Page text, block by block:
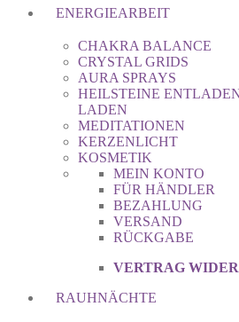
ENERGIEARBEIT
CHAKRA BALANCE
CRYSTAL GRIDS
AURA SPRAYS
HEILSTEINE
LADEN
MEDITATIONEN
KERZENLICHT
KOSMETIK
MEIN KONTO
FÜR HÄNDLER
BEZAHLUNG
VERSAND
RÜCKGABE
VERTRAG
RAUHNÄCHTE